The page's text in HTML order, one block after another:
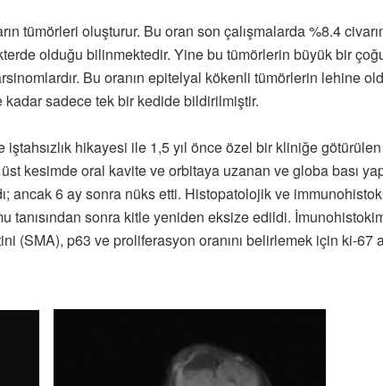
tümörleri oluşturur. Bu oran son çalışmalarda %8.4
olduğu bilinmektedir. Yine bu tümörlerin büyük bir
Bu oranın epitelyal kökenli tümörlerin lehine
sadece tek bir kedide bildirilmiştir.
hikayesi ile 1,5 yıl önce özel bir kliniğe
kesimde oral kavite ve orbitaya uzanan ve globa bası
ancak 6 ay sonra nüks etti. Histopatolojik ve
sonra kitle yeniden eksize edildi.
p63 ve proliferasyon oranını belirlemek için ki-67